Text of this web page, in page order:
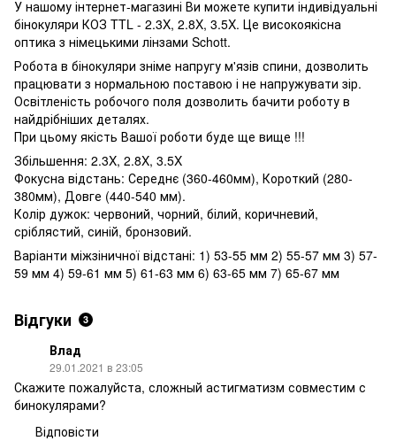
У нашому інтернет-магазині Ви можете купити індивідуальні
бінокуляри КОЗ TTL - 2.3X, 2.8X, 3.5X. Це високоякісна
оптика з німецькими лінзами Schott.
Робота в бінокуляри зніме напругу м'язів спини, дозволить
працювати з нормальною поставою і не напружувати зір.
Освітленість робочого поля дозволить бачити роботу в
найдрібніших деталях.
При цьому якість Вашої роботи буде ще вище !!!
Збільшення: 2.3X, 2.8X, 3.5X
Фокусна відстань: Середнє (360-460мм), Короткий (280-
380мм), Довге (440-540 мм).
Колір дужок: червоний, чорний, білий, коричневий,
сріблястий, синій, бронзовий.
Варіанти міжзіничної відстані: 1) 53-55 мм 2) 55-57 мм 3) 57-
59 мм 4) 59-61 мм 5) 61-63 мм 6) 63-65 мм 7) 65-67 мм
Відгуки 3
Влад
29.01.2021 в 23:05
Скажите пожалуйста, сложный астигматизм совместим с
бинокулярами?
Відповісти